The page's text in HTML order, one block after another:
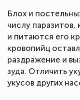
Блох и
числу
и питаются его
кровопийц
раздражение и
зуда. Отличить
укусов других